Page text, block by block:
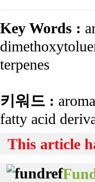
Key Words :
terpenes
키워드 :
fatty acid
This article